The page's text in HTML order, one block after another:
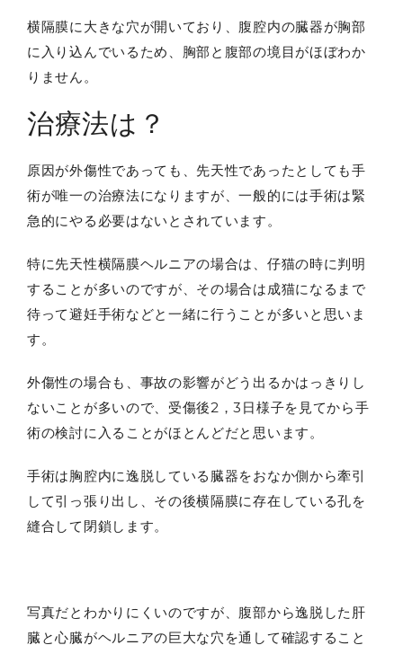
横隔膜に大きな穴が開いており、腹腔内の臓器が胸部
に入り込んでいるため、胸部と腹部の境目がほぼわか
りません。
治療法は？
原因が外傷性であっても、先天性であったとしても手
術が唯一の治療法になりますが、一般的には手術は緊
急的にやる必要はないとされています。
特に先天性横隔膜ヘルニアの場合は、仔猫の時に判明
することが多いのですが、その場合は成猫になるまで
待って避妊手術などと一緒に行うことが多いと思いま
す。
外傷性の場合も、事故の影響がどう出るかはっきりし
ないことが多いので、受傷後2，3日様子を見てから手
術の検討に入ることがほとんどだと思います。
手術は胸腔内に逸脱している臓器をおなか側から牽引
して引っ張り出し、その後横隔膜に存在している孔を
縫合して閉鎖します。
写真だとわかりにくいのですが、腹部から逸脱した肝
臓と心臓がヘルニアの巨大な穴を通して確認すること